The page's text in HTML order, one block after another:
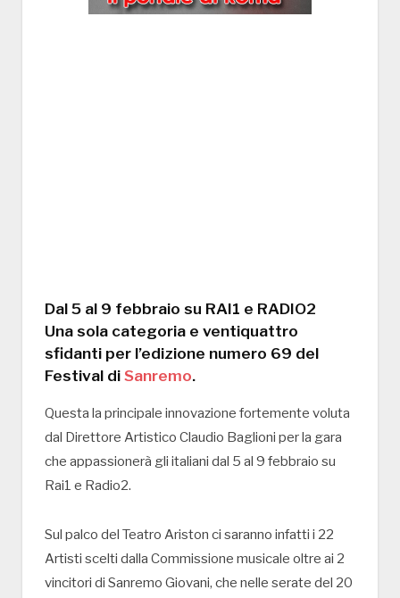
Dal 5 al 9 febbraio su RAI1 e RADIO2
Una sola categoria e ventiquattro
sfidanti per l’edizione numero 69 del
Festival diSanremo.
Questa la principale innovazione fortemente voluta
dal Direttore Artistico Claudio Baglioni per la gara
che appassionerà gli italiani dal 5 al 9 febbraio su
Rai1 e Radio2.
Sul palco del Teatro Ariston ci saranno infatti i 22
Artisti scelti dalla Commissione musicale oltre ai 2
vincitori di Sanremo Giovani, che nelle serate del 20